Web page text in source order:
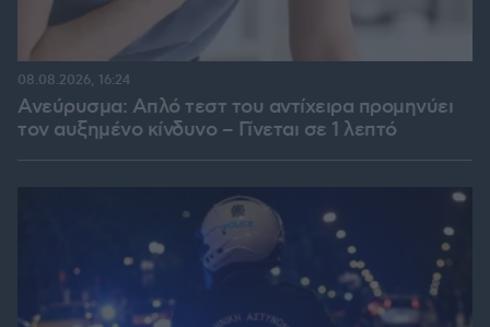
Ανεύρυσμα: Απλό τεστ του αντίχειρα προμηνύει
τον αυξημένο κίνδυνο – Γίνεται σε 1 λεπτό
08.08.2026, 16:24